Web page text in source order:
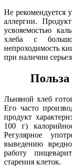
Не рекомендуется
аллергии.
усвояемостью
хлеба с
непроходимость
при наличии
Польза
Льняной хлеб
Его часто
продукт
100 г)
Регулярное
выведению
работу
старения клеток.